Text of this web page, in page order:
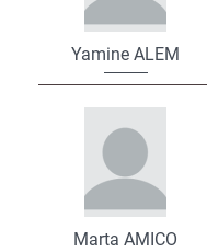
Yamine ALEM
Marta AMICO